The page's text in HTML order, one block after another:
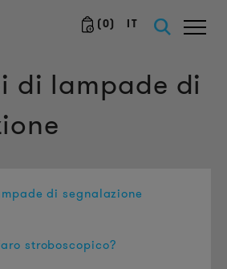
(0) IT
di lampade di
di segnalazione
stroboscopico?